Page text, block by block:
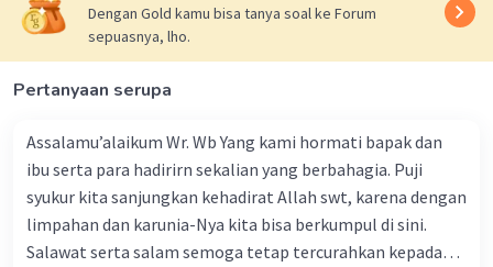
Dengan Gold kamu bisa tanya soal ke Forum
sepuasnya, lho.
Pertanyaan serupa
Assalamu’alaikum Wr. Wb Yang kami hormati bapak dan
ibu serta para hadirirn sekalian yang berbahagia. Puji
syukur kita sanjungkan kehadirat Allah swt, karena dengan
limpahan dan karunia-Nya kita bisa berkumpul di sini.
Salawat serta salam semoga tetap tercurahkan kepada